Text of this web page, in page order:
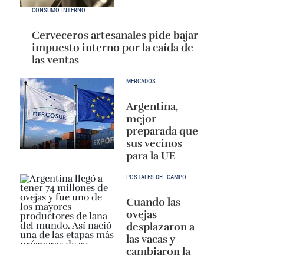
CONSUMO INTERNO
Cerveceros artesanales pide bajar
impuesto interno por la caída de
las ventas
MERCADOS
Argentina,
mejor
preparada que
sus vecinos
para la UE
POSTALES DEL CAMPO
Cuando las
ovejas
desplazaron a
las vacas y
cambiaron la